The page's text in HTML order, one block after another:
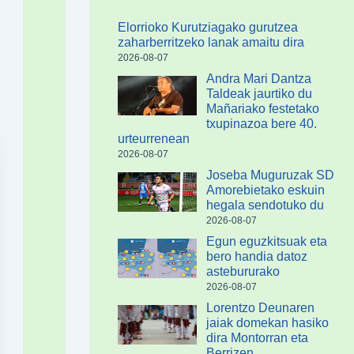
Elorrioko Kurutziagako gurutzea
zaharberritzeko lanak amaitu dira
2026-08-07
Andra Mari Dantza
Taldeak jaurtiko du
Mañariako festetako
txupinazoa bere 40.
urteurrenean
2026-08-07
Joseba Muguruzak SD
Amorebietako eskuin
hegala sendotuko du
2026-08-07
Egun eguzkitsuak eta
bero handia datoz
astebururako
2026-08-07
Lorentzo Deunaren
jaiak domekan hasiko
dira Montorran eta